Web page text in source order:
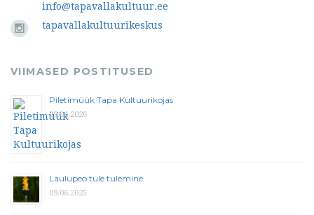
info@tapavallakultuur.ee
tapavallakultuurikeskus
VIIMASED POSTITUSED
Piletimüük Tapa Kultuurikojas
29.04.2026
Laulupeo tule tulemine
09.06.2025